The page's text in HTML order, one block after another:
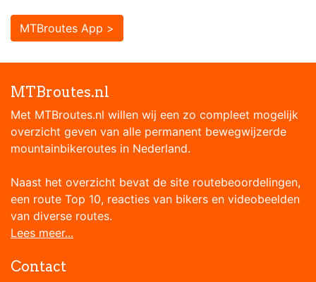
MTBroutes App >
MTBroutes.nl
Met MTBroutes.nl willen wij een zo compleet mogelijk
overzicht geven van alle permanent bewegwijzerde
mountainbikeroutes in Nederland.
Naast het overzicht bevat de site routebeoordelingen,
een route Top 10, reacties van bikers en videobeelden
van diverse routes.
Lees meer...
Contact